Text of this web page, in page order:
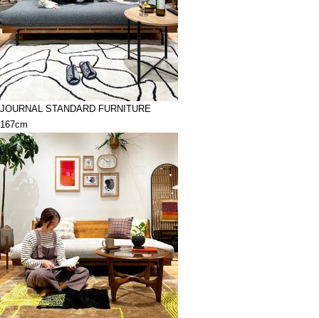
JOURNAL STANDARD FURNITURE
167cm